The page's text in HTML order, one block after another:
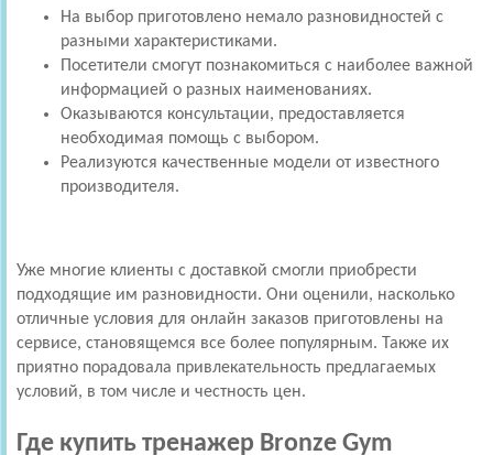
На выбор приготовлено немало разновидностей с
разными характеристиками.
Посетители смогут познакомиться с наиболее важной
информацией о разных наименованиях.
Оказываются консультации, предоставляется
необходимая помощь с выбором.
Реализуются качественные модели от известного
производителя.
Уже многие клиенты с доставкой смогли приобрести
подходящие им разновидности. Они оценили, насколько
отличные условия для онлайн заказов приготовлены на
сервисе, становящемся все более популярным. Также их
приятно порадовала привлекательность предлагаемых
условий, в том числе и честность цен.
Где купить тренажер Bronze Gym